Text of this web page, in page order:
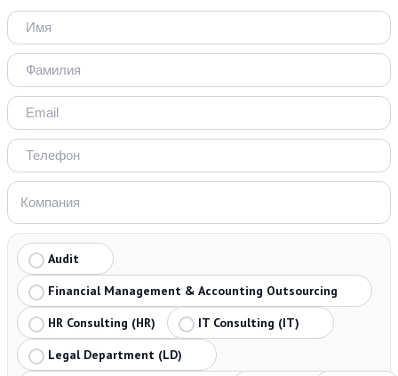
Audit
Financial Management & Accounting Outsourcing
HR Consulting (HR)
IT Consulting (IT)
Legal Department (LD)